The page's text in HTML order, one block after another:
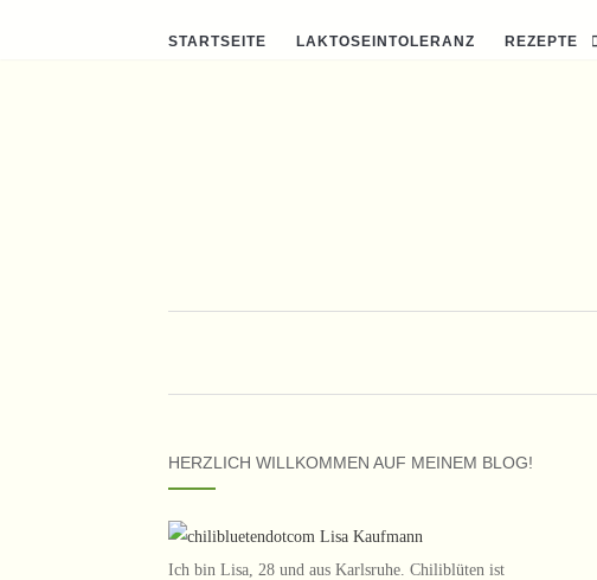
STARTSEITE LAKTOSEINTOLERANZ REZEPTE
HERZLICH WILLKOMMEN AUF MEINEM BLOG!
Ich bin Lisa, 28 und aus Karlsruhe. Chiliblüten ist